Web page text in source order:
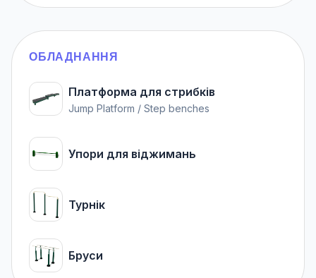
ОБЛАДНАННЯ
Платформа для стрибків
Jump Platform / Step benches
Упори для віджимань
Турнік
Бруси